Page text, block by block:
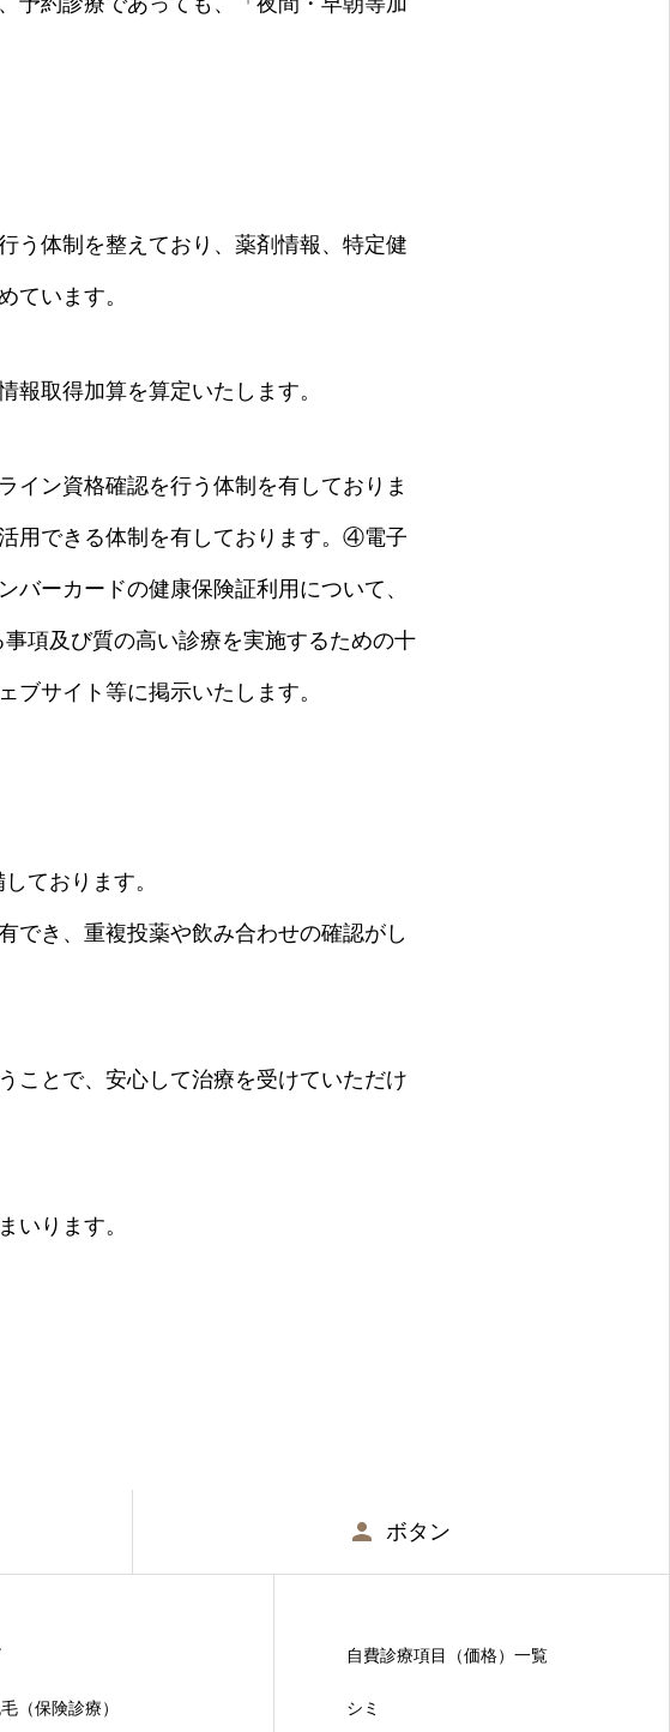
う体制を整えており、薬剤情報、特定健
ています。
報取得加算を算定いたします。
ン資格確認を行う体制を有しておりま
用できる体制を有しております。④電子
ーカードの健康保険証利用について、
項及び質の高い診療を実施するための十
サイト等に掲示いたします。
ております。
でき、重複投薬や飲み合わせの確認がし
ことで、安心して治療を受けていただけ
いります。
ボタン
（保険診療）
自費診療項目（価格）一覧
シミ